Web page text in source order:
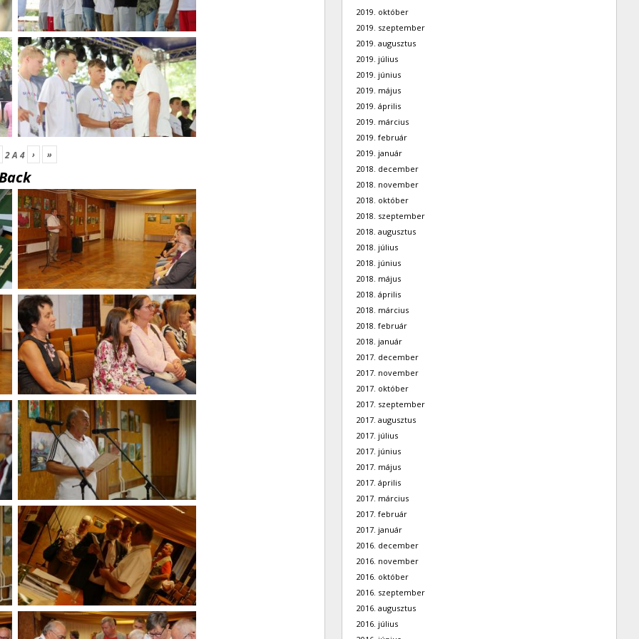
2A 4 › »
2019. október
2019. szeptember
2019. augusztus
2019. július
2019. június
2019. május
2019. április
2019. március
2019. február
2019. január
2018. december
2018. november
2018. október
2018. szeptember
2018. augusztus
2018. július
2018. június
2018. május
2018. április
2018. március
2018. február
2018. január
2017. december
2017. november
2017. október
2017. szeptember
2017. augusztus
2017. július
2017. június
2017. május
2017. április
2017. március
2017. február
2017. január
2016. december
2016. november
2016. október
2016. szeptember
2016. augusztus
2016. július